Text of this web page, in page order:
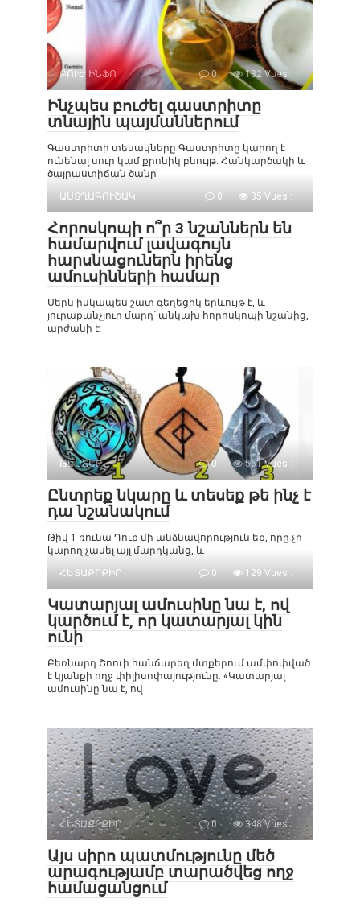
ԲՈՒԺ ԻՆՖՈ 0 132 Vues :
Ինչպես բուժել գաստրիտը
տնային պայմաններում
Գաստրիտի տեսակները Գաստրիտը կարող է
ունենալ սուր կամ քրոնիկ բնույթ: Հանկարծակի և
ծայրաստիճան ծանր
ԱՍՏՂԱԳՈՒՇԱԿ
0 35 Vues :
Հորոսկոպի ո՞ր 3 նշաններն են
համարվում լավագույն
հարսնացուներն իրենց
ամուսինների համար
Սերն իսկապես շատ գեղեցիկ երևույթ է, և
յուրաքանչյուր մարդ՝ անկախ հորոսկոպի նշանից,
արժանի է
ԹԵՍՏԵՐ 0 561 Vues :
Ընտրեք նկարը և տեսեք թե ինչ է
դա նշանակում
Թիվ 1 ռունա Դուք մի անձնավորություն եք, որը չի
կարող չասել այլ մարդկանց, և
ՀԵՏԱՔՐՔԻՐ
0 129 Vues :
Կատարյալ ամուսինը նա է, ով
կարծում է, որ կատարյալ կին
ունի
Բեռնարդ Շոուի հանճարեղ մտքերում ամփոփված
է կյանքի ողջ փիլիսոփայությունը: «Կատարյալ
ամուսինը նա է, ով
ՀԵՏԱՔՐՔԻՐ 0 348 Vues :
Այս սիրո պատմությունը մեծ
արագությամբ տարածվեց ողջ
համացանցում